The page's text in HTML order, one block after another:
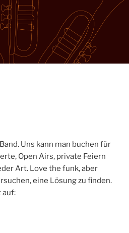
Uns kann man buchen für
Open Airs, private Feiern
Art. Love the funk, aber
eine Lösung zu finden.
auf: